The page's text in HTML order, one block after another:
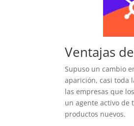
Ventajas
Supuso un cambio
aparición, casi toda
las empresas que
un agente activo de
productos nuevos.